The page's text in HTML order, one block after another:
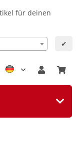
für deinen
✔